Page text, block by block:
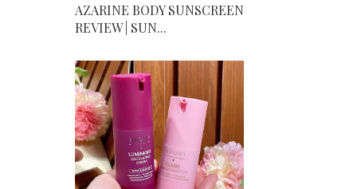
AZARINE BODY SUNSCREEN
REVIEW | SUN...